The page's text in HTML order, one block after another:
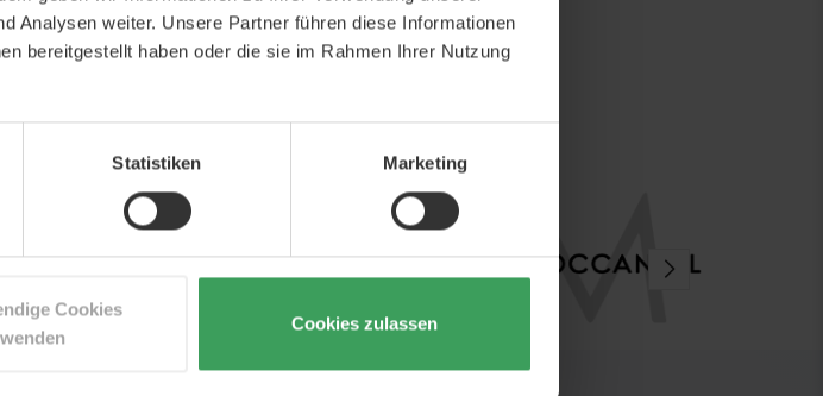
Analysen weiter. Unsere Partner führen diese Informationen
bereitgestellt haben oder die sie im Rahmen Ihrer Nutzung
Statistiken Marketing
Cookies
Cookies zulassen
In den Warenkorb